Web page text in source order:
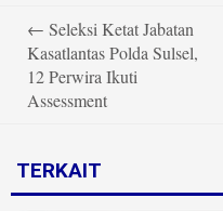
navigation
← Seleksi Ketat Jabatan
Kasatlantas Polda Sulsel,
12 Perwira Ikuti
Assessment
TERKAIT